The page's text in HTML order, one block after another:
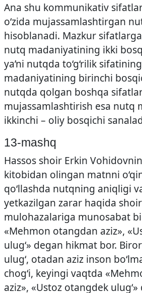
Ana shu kommunikativ
o‘zida mujassamlashtirgan
hisoblanadi. Mazkur
nutq madaniyatining ikki
ya’ni nutqda to‘g‘rilik
madaniyatining birinchi
nutqda qolgan boshqa
mujassamlashtirish esa nutq
ikkinchi – oliy bosqichi
13-mashq
Hassos shoir Erkin
kitobidan olingan matnni
qo‘llashda nutqning aniqligi
yetkazilgan zarar haqida
mulohazalariga munosabat
«Mehmon otangdan aziz»,
ulug‘» degan hikmat bor.
ulug‘, otadan aziz inson
chog‘i, keyingi vaqtda
aziz», «Ustoz otangdek